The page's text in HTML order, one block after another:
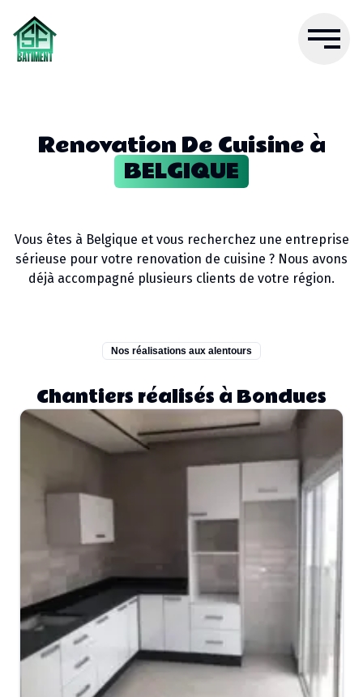
Renovation De Cuisineà
BELGIQUE
Vous êtes à Belgique et vous recherchez une entreprise
sérieuse pour votre renovation de cuisine ? Nous avons
déjà accompagné plusieurs clients de votre région.
Nos réalisations aux alentours
Chantiers réalisés à Bondues